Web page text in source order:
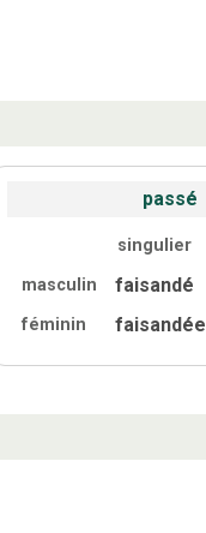
passé
singulier
masculin
faisandé
féminin faisandée